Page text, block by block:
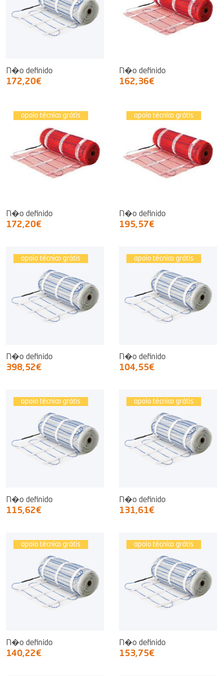
N�o definido
172,20€
N�o definido
162,36€
apoio técnico grátis
N�o definido
172,20€
apoio técnico grátis
N�o definido
195,57€
apoio técnico grátis
N�o definido
398,52€
apoio técnico grátis
N�o definido
104,55€
apoio técnico grátis
N�o definido
115,62€
apoio técnico grátis
N�o definido
131,61€
apoio técnico grátis
N�o definido
140,22€
apoio técnico grátis
N�o definido
153,75€